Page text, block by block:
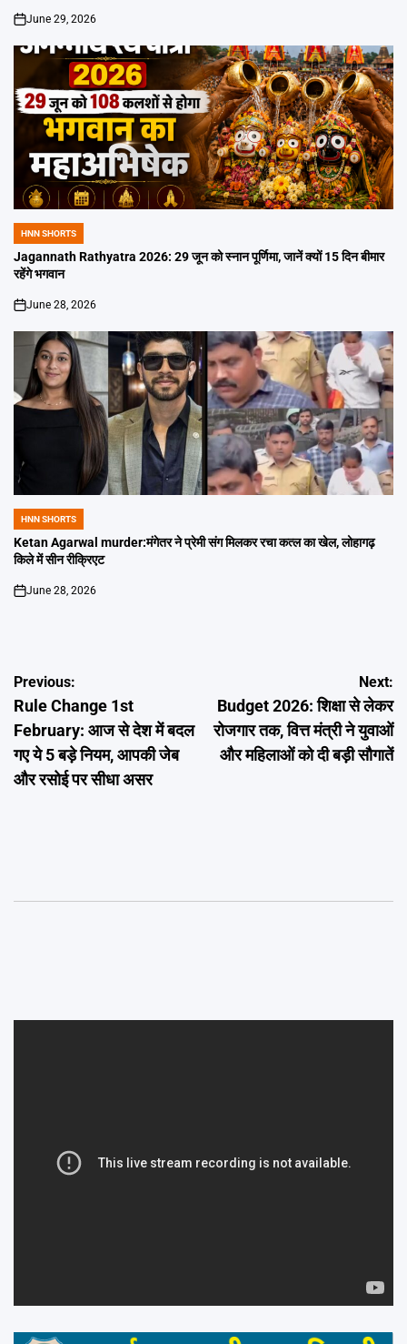
on
June 29, 2026
POSTED
IN
HNN SHORTS
Jagannath Rathyatra 2026: 29 जून को स्नान पूर्णिमा, जानें क्यों 15 दिन बीमार
रहेंगे भगवान
on
June 28, 2026
POSTED
IN
HNN SHORTS
Ketan Agarwal murder:मंगेतर ने प्रेमी संग मिलकर रचा कत्ल का खेल, लोहागढ़
किले में सीन रीक्रिएट
on
June 28, 2026
Post
navigation
Previous:
Rule Change 1st
February: आज से देश में बदल
गए ये 5 बड़े नियम, आपकी जेब
और रसोई पर सीधा असर
Next:
Budget 2026: शिक्षा से लेकर
रोजगार तक, वित्त मंत्री ने युवाओं
और महिलाओं को दी बड़ी सौगातें